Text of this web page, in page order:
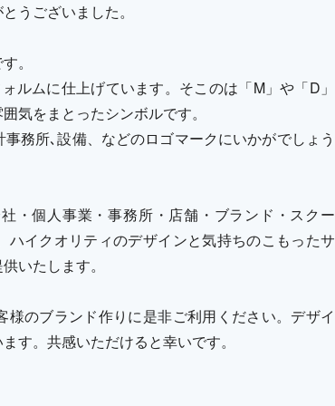
うございました。
。
ルムに仕上げています。そこのは「M」や「D」
気をまとったシンボルです。
務所､設備、などのロゴマークにいかがでしょう
・個人事業・事務所・店舗・ブランド・スクー
イクオリティのデザインと気持ちのこもったサ
いたします。
のブランド作りに是非ご利用ください。デザイ
す。共感いただけると幸いです。